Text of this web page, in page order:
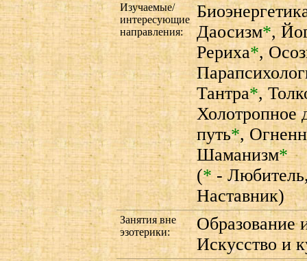
Изучаемые/
интересующие
направления:
Даосизм*,
Рериха*,
Тантра*,
Холотропное
путь*,
Шаманизм*
(*-
Наставник)
Занятия вне
эзотерики:
Образование
Искусство и